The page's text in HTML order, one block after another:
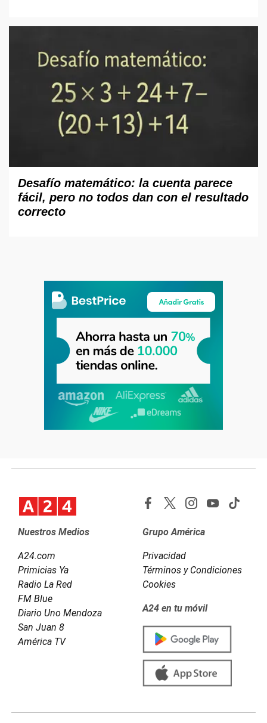
Desafío matemático: la cuenta parece
fácil, pero no todos dan con el resultado
correcto
Nuestros Medios
A24.com
Primicias Ya
Radio La Red
FM Blue
Diario Uno Mendoza
San Juan 8
América TV
Grupo América
Privacidad
Términos y Condiciones
Cookies
A24 en tu móvil